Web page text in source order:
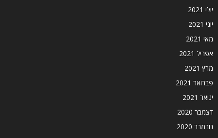
יולי 2021
יוני 2021
מאי 2021
אפריל 2021
מרץ 2021
פברואר 2021
ינואר 2021
דצמבר 2020
נובמבר 2020